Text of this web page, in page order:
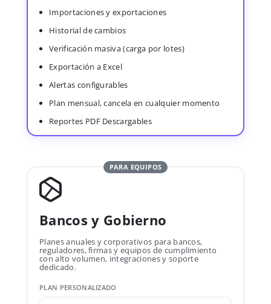
Importaciones y exportaciones
Historial de cambios
Verificación masiva (carga por lotes)
Exportación a Excel
Alertas configurables
Plan mensual, cancela en cualquier momento
Reportes PDF Descargables
PARA EQUIPOS
Bancos y Gobierno
Planes anuales y corporativos para bancos,
reguladores, firmas y equipos de cumplimiento
con alto volumen, integraciones y soporte
dedicado.
PLAN PERSONALIZADO